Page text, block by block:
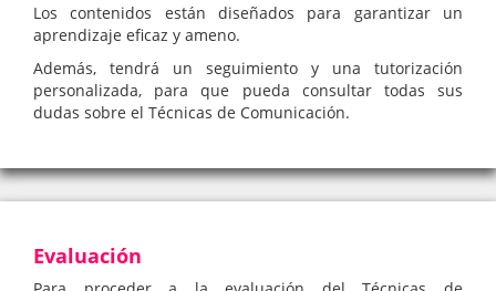
Los contenidos están diseñados para garantizar un
aprendizaje eficaz y ameno.
Además, tendrá un seguimiento y una tutorización
personalizada, para que pueda consultar todas sus
dudas sobre el Técnicas de Comunicación.
Evaluación